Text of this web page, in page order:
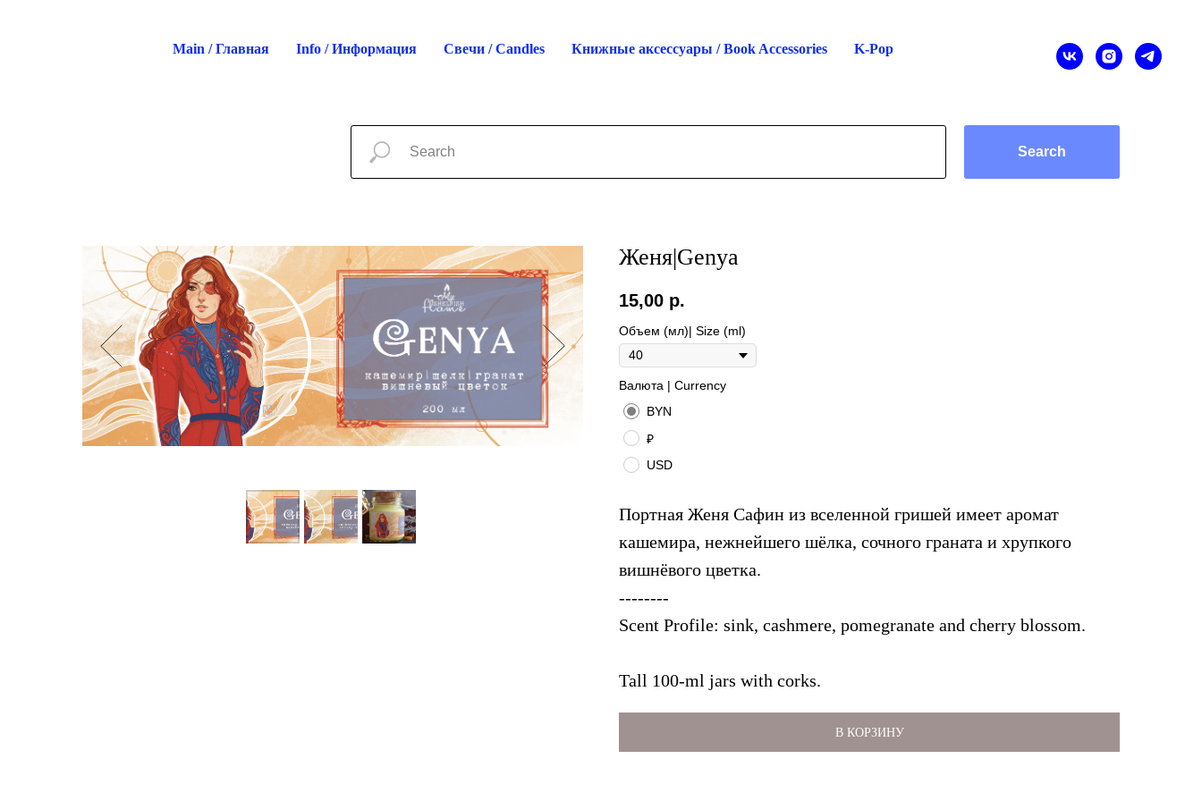
Main / Главная Info / Информация Свечи / Candles Книжные аксессуары / Book Accessories K-Pop
Search
Женя|Genya
15,00 р.
Объем (мл)| Size (ml)
Валюта | Currency
BYN
₽
USD
Портная Женя Сафин из вселенной гришей имеет аромат
кашемира, нежнейшего шёлка, сочного граната и хрупкого
вишнёвого цветка.
--------
Scent Profile: sink, cashmere, pomegranate and cherry blossom.
Tall 100-ml jars with corks.
В КОРЗИНУ